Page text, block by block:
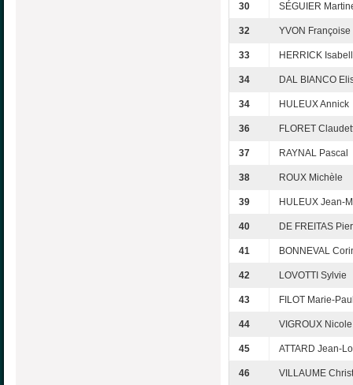
30 SÉGUIER
32 YVON Françoise
33 HERRICK
34 DAL BIANCO
34 HULEUX Annick
36 FLORET
37 RAYNAL Pascal
38 ROUX Michèle
39 HULEUX Jean-
40 DE FREITAS
41 BONNEVAL
42 LOVOTTI Sylvie
43 FILOT Marie-
44 VIGROUX Nicole
45 ATTARD Jean-
46 VILLAUME